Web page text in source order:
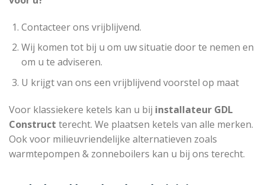
Contacteer ons vrijblijvend.
Wij komen tot bij u om uw situatie door te nemen en
om u te adviseren.
U krijgt van ons een vrijblijvend voorstel op maat
Voor klassiekere ketels kan u bij installateur GDL
Construct terecht. We plaatsen ketels van alle merken.
Ook voor milieuvriendelijke alternatieven zoals
warmtepompen & zonneboilers kan u bij ons terecht.